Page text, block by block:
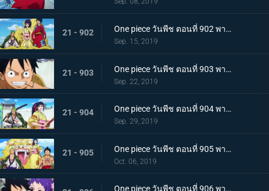
21 - 902 One piece วันพีช ตอนที่ 902 พากย์ไทย โยโกสุนะออกโรง อุราชิมะผู้ไร้เทียมทานผู้หมายปองโออิคุ!
Sep. 15, 2019
21 - 903 One piece วันพีช ตอนที่ 903 พากย์ไทย ตัดสินผลซูโม่ หมวกฟาง vs โยโกสุนะสุดแกร่ง!
Sep. 22, 2019
21 - 904 One piece วันพีช ตอนที่ 904 พากย์ไทย ลูฟี่เดือดจัด ช่วยทามะจากอันตราย!
Sep. 29, 2019
21 - 905 One piece วันพีช ตอนที่ 905 พากย์ไทย การชิงโอทามะคืน! ศึกอันดุเดือดกับโฮลด์เดม!
Oct. 06, 2019
One piece วันพีช ตอนที่ 906 พากย์ไทย ดวลตัวต่อตัว ระหว่างหมอผีกับหมอแห่งความตาย!